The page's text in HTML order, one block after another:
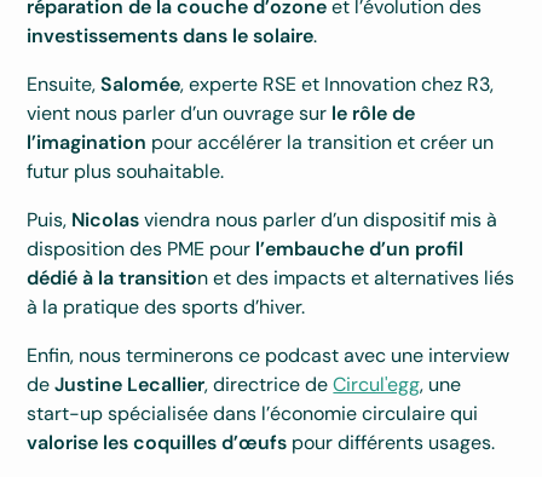
réparation de la couche d’ozoneet l’évolution des
investissements dans le solaire.
Ensuite,Salomée, experte RSE et Innovation chez R3,
vient nous parler d’un ouvrage sur le rôle de
l’imagination pour accélérer la transition et créer un
futur plus souhaitable.
Puis, Nicolasviendra nous parler d’un dispositif mis à
disposition des PME pour l’embauche d’un profil
dédié à la transition et des impacts et alternatives liés
à la pratique des sports d’hiver.
Enfin, nous terminerons ce podcast avec une interview
deJustine Lecallier, directrice deCircul'egg, une
start-up spécialisée dans l’économie circulaire qui
valorise les coquilles d’œufs pour différents usages.